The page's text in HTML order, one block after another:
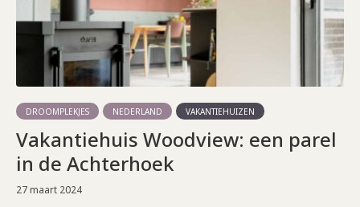
DROOMPLEKJES NEDERLAND VAKANTIEHUIZEN
Vakantiehuis Woodview: een parel
in de Achterhoek
27 maart 2024